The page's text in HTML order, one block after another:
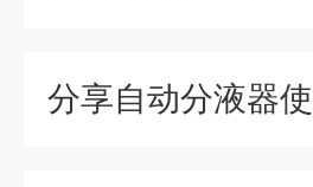
分享自动分液器